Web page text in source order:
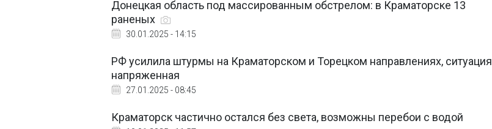
Донецкая область под массированным обстрелом: в Краматорске 13
раненых
30.01.2025 - 14:15
РФ усилила штурмы на Краматорском и Торецком направлениях, ситуация
напряженная
27.01.2025 - 08:45
Краматорск частично остался без света, возможны перебои с водой